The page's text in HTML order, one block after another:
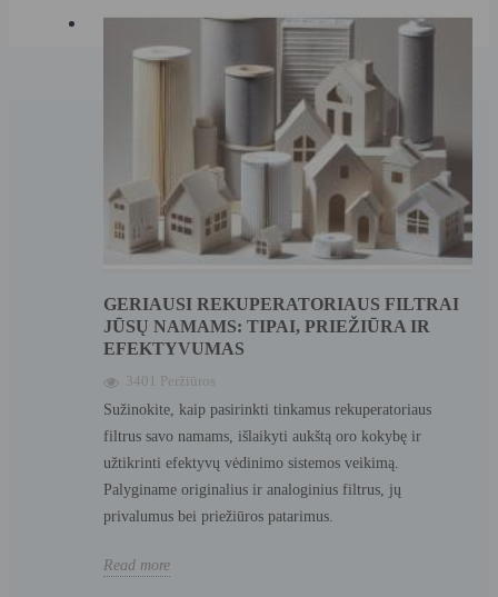
GERIAUSI REKUPERATORIAUS FILTRAI
JŪSŲ NAMAMS: TIPAI, PRIEŽIŪRA IR
EFEKTYVUMAS
3401 Peržiūros
Sužinokite, kaip pasirinkti tinkamus rekuperatoriaus
filtrus savo namams, išlaikyti aukštą oro kokybę ir
užtikrinti efektyvų vėdinimo sistemos veikimą.
Palyginame originalius ir analoginius filtrus, jų
privalumus bei priežiūros patarimus.
Read more